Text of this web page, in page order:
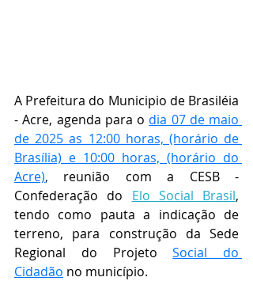
A Prefeitura do Municipio de Brasiléia
- Acre, agenda para o dia 07 de maio
de 2025 as 12:00 horas, (horário de
Brasília) e 10:00 horas, (horário do
Acre), reunião com a CESB -
Confederação do Elo Social Brasil,
tendo como pauta a indicação de
terreno, para construção da Sede
Regional do Projeto Social do
Cidadão no município.